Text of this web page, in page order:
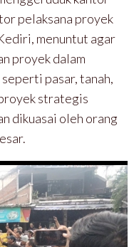
pelaksana proyek
menuntut agar
proyek dalam
pasar, tanah,
strategis
dikuasai oleh orang